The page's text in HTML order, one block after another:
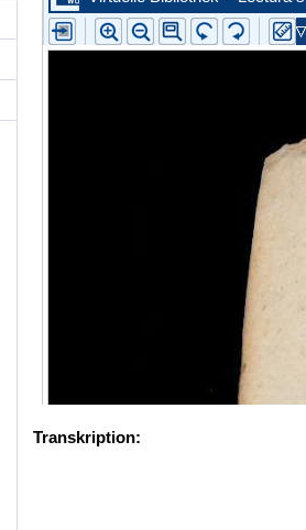
Transkription: